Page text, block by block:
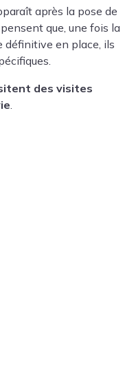
après la pose de
que, une fois la
définitive en place, ils
des visites
.